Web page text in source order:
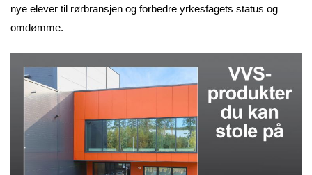
nye elever til rørbransjen og forbedre yrkesfagets status og
omdømme.